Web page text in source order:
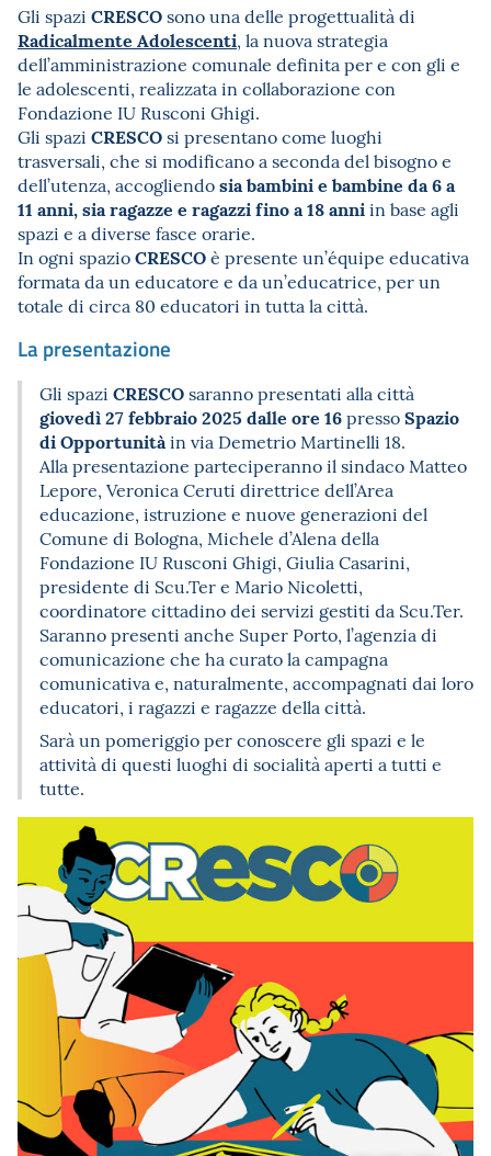
Gli spazi CRESCOsono una delle progettualità di
Radicalmente Adolescenti, la nuova strategia
dell’amministrazione comunale definita per e con gli e
le adolescenti, realizzata in collaborazione con
Fondazione IU Rusconi Ghigi.
Gli spazi CRESCOsi presentano come luoghi
trasversali, che si modificano a seconda del bisogno e
dell’utenza, accogliendosia bambini e bambine da 6 a
11 anni, sia ragazze e ragazzi fino a 18 anniin base agli
spazi e a diverse fasce orarie.
In ogni spazioCRESCOè presente un’équipe educativa
formata da un educatore e da un’educatrice, per un
totale di circa 80 educatori in tutta la città.
La presentazione
Gli spazi CRESCOsaranno presentati alla città
giovedì 27 febbraio 2025 dalle ore 16pressoSpazio
di Opportunitàin via Demetrio Martinelli 18.
Alla presentazione parteciperanno il sindaco Matteo
Lepore, Veronica Ceruti direttrice dell’Area
educazione, istruzione e nuove generazioni del
Comune di Bologna, Michele d’Alena della
Fondazione IU Rusconi Ghigi, Giulia Casarini,
presidente di Scu.Ter e Mario Nicoletti,
coordinatore cittadino dei servizi gestiti da Scu.Ter.
Saranno presenti anche Super Porto, l’agenzia di
comunicazione che ha curato la campagna
comunicativa e, naturalmente, accompagnati dai loro
educatori, i ragazzi e ragazze della città.
Sarà un pomeriggio per conoscere gli spazi e le
attività di questi luoghi di socialità aperti a tutti e
tutte.